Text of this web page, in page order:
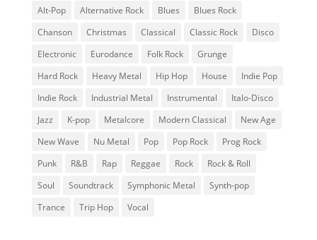
Alt-Pop Alternative Rock Blues
Blues Rock
Chanson
Christmas Classical Classic Rock
Disco
Electronic
Eurodance Folk Rock
Grunge
Hard Rock
Heavy Metal Hip Hop House
Indie Pop
Indie Rock
Industrial Metal Instrumental
Italo-Disco
Jazz
K-pop Metalcore Modern Classical
New Age
New Wave
Nu Metal Pop Pop Rock
Prog Rock
Punk
R&B Rap Reggae Rock
Rock & Roll
Soul
Soundtrack Symphonic Metal
Synth-pop
Trance
Trip Hop Vocal